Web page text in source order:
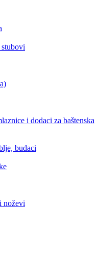
i dodaci za baštenska
budaci
noževi